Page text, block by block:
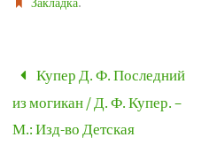
Купер Д. Ф. Последний
из могикан / Д. Ф. Купер. –
М.: Изд-во Детская